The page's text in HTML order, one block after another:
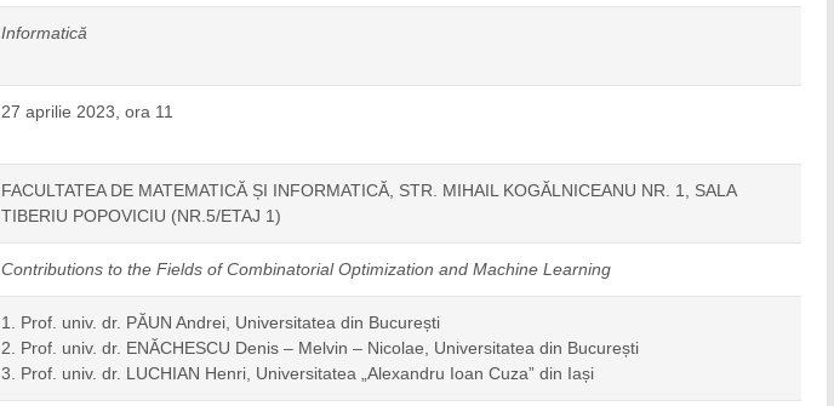
Informatică
27 aprilie 2023, ora 11
FACULTATEA DE MATEMATICĂ ȘI INFORMATICĂ, STR. MIHAIL KOGĂLNICEANU NR. 1, SALA
TIBERIU POPOVICIU (NR.5/ETAJ 1)
Contributions to the Fields of Combinatorial Optimization and Machine Learning
1. Prof. univ. dr. PĂUN Andrei, Universitatea din București
2. Prof. univ. dr. ENĂCHESCU Denis – Melvin – Nicolae, Universitatea din București
3. Prof. univ. dr. LUCHIAN Henri, Universitatea „Alexandru Ioan Cuza” din Iași